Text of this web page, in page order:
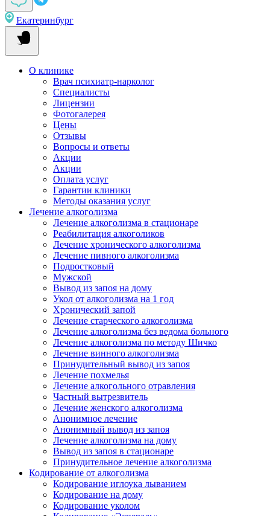
Екатеринбург
О клинике
Врач психиатр-нарколог
Специалисты
Лицензии
Фотогалерея
Цены
Отзывы
Вопросы и ответы
Акции
Акции
Оплата услуг
Гарантии клиники
Методы оказания услуг
Лечение алкоголизма
Лечение алкоголизма в стационаре
Реабилитация алкоголиков
Лечение хронического алкоголизма
Лечение пивного алкоголизма
Подростковый
Мужской
Вывод из запоя на дому
Укол от алкоголизма на 1 год
Хронический запой
Лечение старческого алкоголизма
Лечение алкоголизма без ведома больного
Лечение алкоголизма по методу Шичко
Лечение винного алкоголизма
Принудительный вывод из запоя
Лечение похмелья
Лечение алкогольного отравления
Частный вытрезвитель
Лечение женского алкоголизма
Анонимное лечение
Анонимный вывод из запоя
Лечение алкоголизма на дому
Вывод из запоя в стационаре
Принудительное лечение алкоголизма
Кодирование от алкоголизма
Кодирование иглоука лыванием
Кодирование на дому
Кодирование уколом